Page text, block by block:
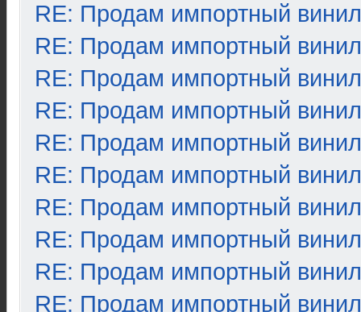
RE: Продам импортный винил
RE: Продам импортный винил
RE: Продам импортный винил
RE: Продам импортный винил
RE: Продам импортный винил
RE: Продам импортный винил
RE: Продам импортный винил
RE: Продам импортный винил
RE: Продам импортный винил
RE: Продам импортный винил